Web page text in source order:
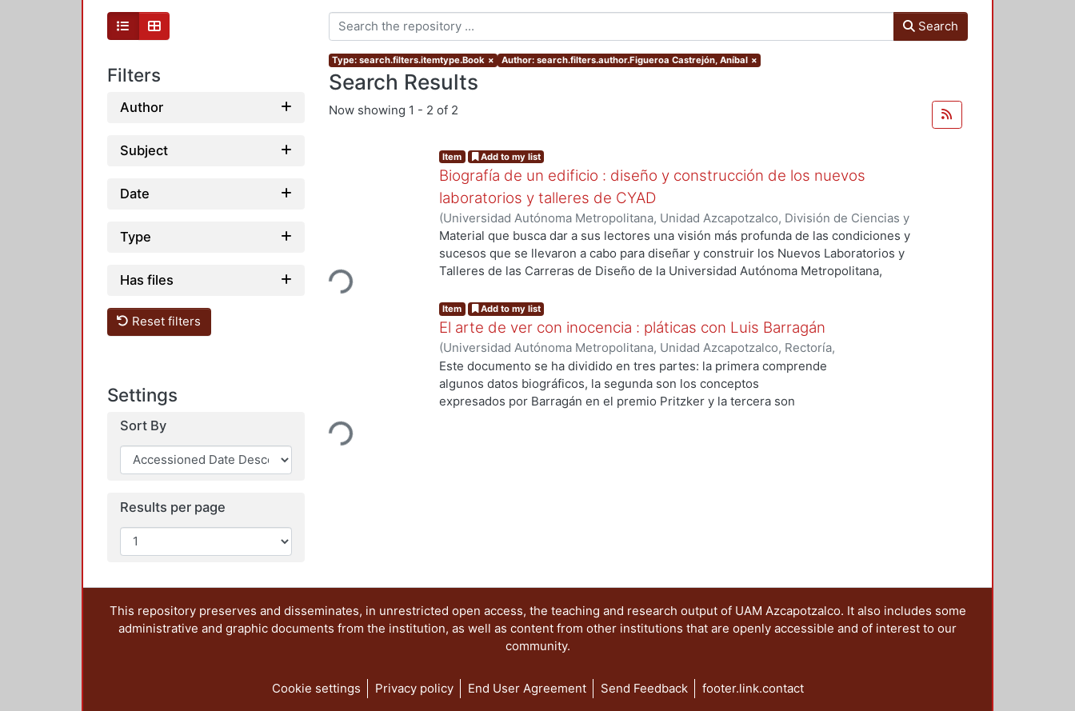
Filters
Author
Subject
Date
Type
Has files
Reset filters
Settings
Sort By
Results per page
Search
Type: search.filters.itemtype.Book × Author: search.filters.author.Figueroa Castrejón, Aníbal ×
Search Results
Now showing 1 - 2 of 2
Loading...
Item Add to my list
Biografía de un edificio : diseño y construcción de los nuevos
laboratorios y talleres de CYAD
(Universidad Autónoma Metropolitana, Unidad Azcapotzalco, División de Ciencias y
Artes para el Diseño, Departamento de Medio ambiente,1992)Figueroa Castrejón,
Aníbal;Fuentes Freixanet, Víctor Armando
Material que busca dar a sus lectores una visión más profunda de las condiciones y
sucesos que se llevaron a cabo para diseñar y construir los Nuevos Laboratorios y
Talleres de las Carreras de Diseño de la Universidad Autónoma Metropolitana,
hacer explícito el criterio utilizado en las decisiones. considerando que muy pocas
veces los arquitectos documentan el proceso de diseño de sus obras y que por ello
el aprendizaje de esta parte fundamental del quehacer profesional se vuelve
obscuro y casi siempre inaccesible a los estudiantes y demás profesionales.
Loading...
Item Add to my list
El arte de ver con inocencia : pláticas con Luis Barragán
(Universidad Autónoma Metropolitana, Unidad Azcapotzalco, Rectoría,
Coordinación de Extensión Universitaría,2002 )Figueroa Castrejón, Aníbal
Este documento se ha dividido en tres partes: la primera comprende
algunos datos biográficos, la segunda son los conceptos
expresados por Barragán en el premio Pritzker y la tercera son
This repository preserves and disseminates, in unrestricted open access, the teaching and research output of UAM Azcapotzalco. It also includes some
administrative and graphic documents from the institution, as well as content from other institutions that are openly accessible and of interest to our
community.
Cookie settings Privacy policy End User Agreement Send Feedback footer.link.contact